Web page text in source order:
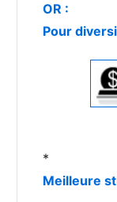
Comment
au meilleur
*